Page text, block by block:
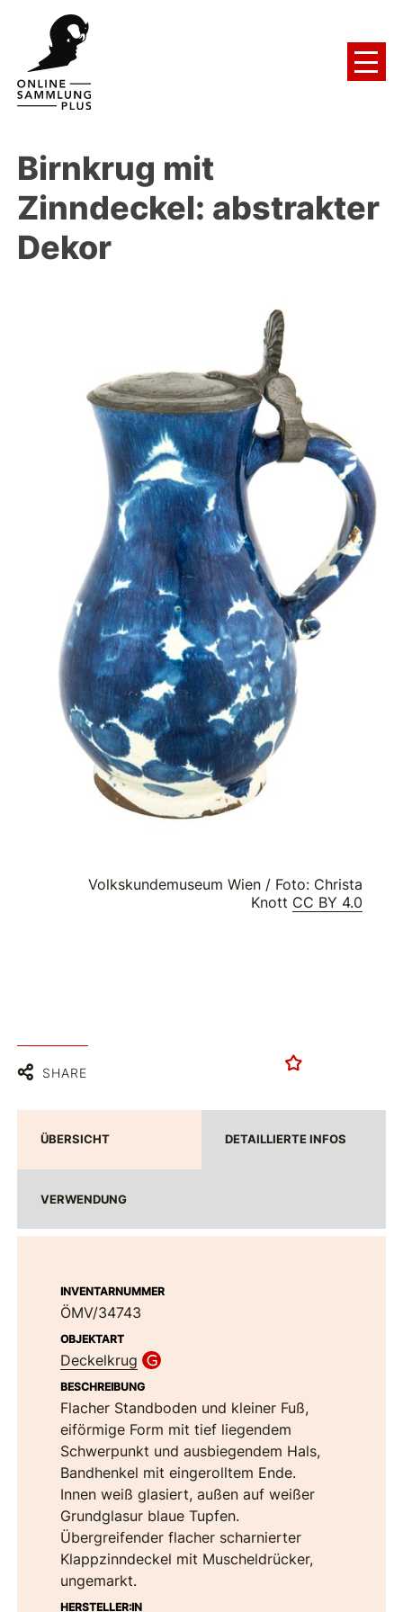
Birnkrug mit
Zinndeckel: abstrakter
Dekor
Volkskundemuseum Wien / Foto: Christa
Knott CC BY 4.0
SHARE
ÜBERSICHT DETAILLIERTE INFOS
VERWENDUNG
INVENTARNUMMER
ÖMV/34743
OBJEKTART
Deckelkrug
BESCHREIBUNG
Flacher Standboden und kleiner Fuß,
eiförmige Form mit tief liegendem
Schwerpunkt und ausbiegendem Hals,
Bandhenkel mit eingerolltem Ende.
Innen weiß glasiert, außen auf weißer
Grundglasur blaue Tupfen.
Übergreifender flacher scharnierter
Klappzinndeckel mit Muscheldrücker,
ungemarkt.
HERSTELLER:IN